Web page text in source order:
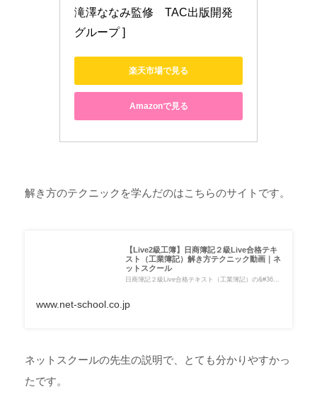
滝澤ななみ監修　TAC出版開発
グループ ]
楽天市場で見る
Amazonで見る
解き方のテクニックを学んだのはこちらのサイトです。
【Live2級工簿】日商簿記２級Live合格テキ
スト（工業簿記）解き方テクニック動画｜ネ
ットスクール
日商簿記２級Live合格テキスト（工業簿記）の&#36...
www.net-school.co.jp
ネットスクールの先生の説明で、とても分かりやすかっ
たです。